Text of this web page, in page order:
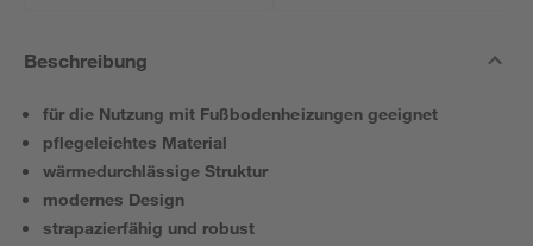
Beschreibung
für die Nutzung mit Fußbodenheizungen geeignet
pflegeleichtes Material
wärmedurchlässige Struktur
modernes Design
strapazierfähig und robust